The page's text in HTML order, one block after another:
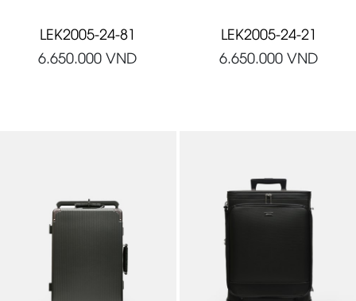
LEK2005-24-81
6.650.000 VND
LEK2005-24-21
6.650.000 VND